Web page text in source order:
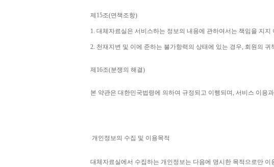
제 15조(면책조항)
1. 대체자료실은 서비스하는 정보의 내용에 관하여서는 책임을 지지
2. 천재지변 및 이에 준하는 불가항력의 상태에 있는 경우, 회원의 귀
제 16조(분쟁의 해결)
본 약관은 대한민국법령에 의하여 규정되고 이행되며, 서비스 이용
개인정보의 수집 및 이용목적
대체자료실에서 수집하는 개인정보는 다음에 명시한 목적으로만 이